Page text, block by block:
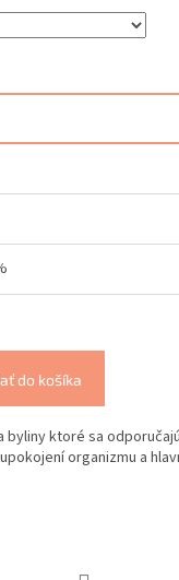
do košíka
byliny ktoré sa
organizmu a